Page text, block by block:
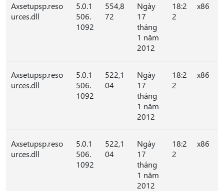
Axsetupsp.reso
urces.dll
5.0.1
506.
1092
554,8
72
Ngày
17
tháng
1 năm
2012
18:2
2
x86
Axsetupsp.reso
urces.dll
5.0.1
506.
1092
522,1
04
Ngày
17
tháng
1 năm
2012
18:2
2
x86
Axsetupsp.reso
urces.dll
5.0.1
506.
1092
522,1
04
Ngày
17
tháng
1 năm
2012
18:2
2
x86